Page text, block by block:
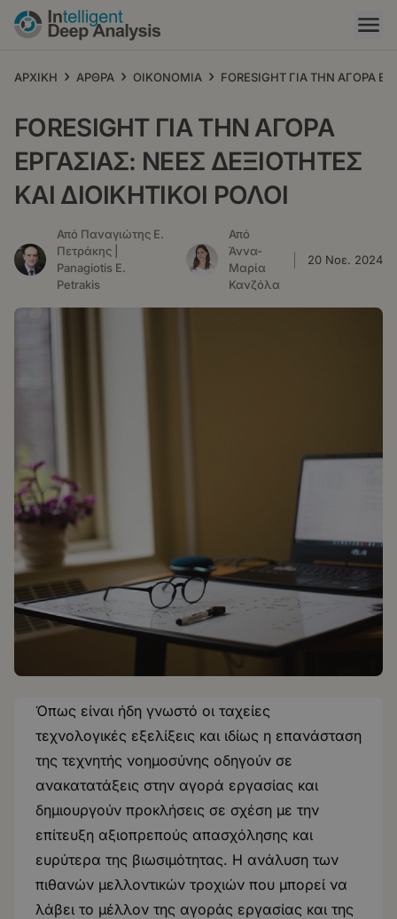
Παράκαμψη
προς
κυρίως
ΑΡΧΙΚΗ › ΑΡΘΡΑ › ΟΙΚΟΝΟΜΙΑ › FORESIGHT ΓΙΑ ΤΗΝ ΑΓΟΡΑ
FORESIGHT ΓΙΑ ΤΗΝ ΑΓΟΡΑ
ΕΡΓΑΣΙΑΣ: ΝΕΕΣ ΔΕΞΙΟΤΗΤΕΣ
ΚΑΙ ΔΙΟΙΚΗΤΙΚΟΙ ΡΟΛΟΙ
Από Παναγιώτης Ε.
Πετράκης |
Panagiotis E.
Petrakis
Από
Άννα-
Μαρία
Κανζόλα
20 Νοε. 2024
Όπως είναι ήδη γνωστό οι ταχείες
τεχνολογικές εξελίξεις και ιδίως η επανάσταση
της τεχνητής νοημοσύνης οδηγούν σε
ανακατατάξεις στην αγορά εργασίας και
δημιουργούν προκλήσεις σε σχέση με την
επίτευξη αξιοπρεπούς απασχόλησης και
ευρύτερα της βιωσιμότητας. Η ανάλυση των
πιθανών μελλοντικών τροχιών που μπορεί να
λάβει το μέλλον της αγοράς εργασίας και της